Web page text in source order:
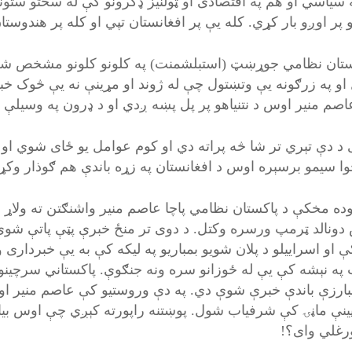
پر اوږو بار کړي. کله يې پر افغانستان تپي او کله پر
نظامي جوړښټ (استبلشمنت) په کلونو کلونو مشخص
او په زرګونه يې وتښتول چې له ژوند او مړينې نه يې
منیر اوس د نتنياهو پر پل پښه ږدي او د ډرون په
د دې تېري تر شا څه پراته دي او کوم عوامل يو ځای شوي
سيمو برسېره اوس د افغانستان په زړه باندې هم ګوذار
مخکې د پاکستان نظامي پاچا عاصم منير واشنګتن ته ولاړ
ټرمپ ورسره وکتل. د دوی تر منځ خبرې پټې پاتې
او اسراييلو د پلان شويو بمباريو په ليکه کې به يې
نېشه کې يې له ځوزانو سره ونه جنګوې. پاکستاني
باندې خبرې شوې دي. په دې وروستيو کې عاصم منير
ماڼۍ کې شرفياب شول. پوښتنه راپورته کېږي چې اوس
وای؟!